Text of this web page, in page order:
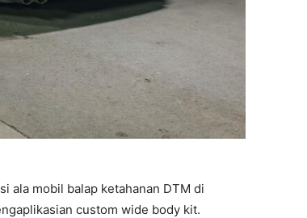
ala mobil balap ketahanan DTM di
custom wide body kit.